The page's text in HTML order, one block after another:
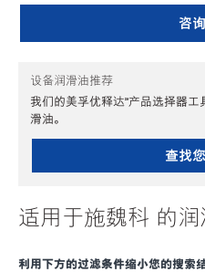
咨
设备润滑油推荐
我们的美孚优释达℠产品选择器
滑油。
查找
适用于施魏科 的
利用下方的过滤条件缩小您的搜索